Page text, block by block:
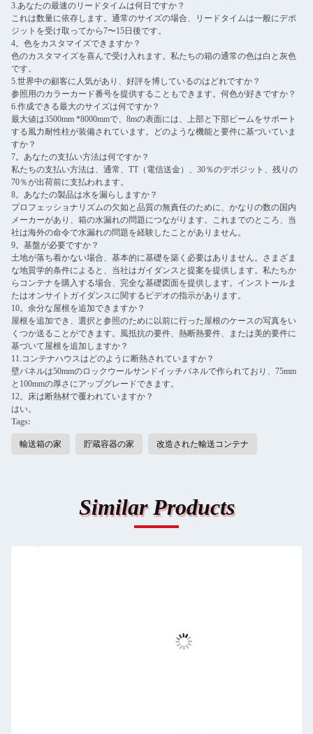
3.あなたの最速のリードタイムは何日ですか？
これは数量に依存します。通常のサイズの場合、リードタイムは一般にデポ
ジットを受け取ってから7〜15日後です。
4。色をカスタマイズできますか？
色のカスタマイズを喜んで受け入れます。私たちの箱の通常の色は白と灰色
です。
5.世界中の顧客に人気があり、好評を博しているのはどれですか？
参照用のカラーカード番号を提供することもできます。何色が好きですか？
6.作成できる最大のサイズは何ですか？
最大値は3500mm *8000mmで、8mの表面には、上部と下部ビームをサポート
する風力耐性柱が装備されています。どのような機能と要件に基づいていま
すか？
7。あなたの支払い方法は何ですか？
私たちの支払い方法は、通常、TT（電信送金）、30％のデポジット、残りの
70％が出荷前に支払われます。
8。あなたの製品は水を漏らしますか？
プロフェッショナリズムの欠如と品質の無責任のために、かなりの数の国内
メーカーがあり、箱の水漏れの問題につながります。これまでのところ、当
社は海外の命令で水漏れの問題を経験したことがありません。
9。基盤が必要ですか？
土地が落ち着かない場合、基本的に基礎を築く必要はありません。さまざま
な地質学的条件によると、当社はガイダンスと提案を提供します。私たちか
らコンテナを購入する場合、完全な基礎図面を提供します。インストールま
たはオンサイトガイダンスに関するビデオの指示があります。
10。余分な屋根を追加できますか？
屋根を追加でき、選択と参照のために以前に行った屋根のケースの写真をい
くつか送ることができます。風抵抗の要件、熱断熱要件、または美的要件に
基づいて屋根を追加しますか？
11.コンテナハウスはどのように断熱されていますか？
壁パネルは50mmのロックウールサンドイッチパネルで作られており、75mm
と100mmの厚さにアップグレードできます。
12。床は断熱材で覆われていますか？
はい。
Tags:
輸送箱の家 貯蔵容器の家 改造された輸送コンテナ
Similar Products